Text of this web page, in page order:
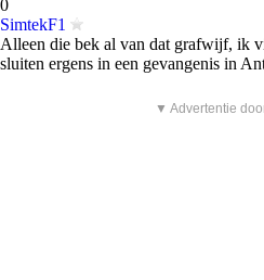
0
SimtekF1
Alleen die bek al van dat grafwijf, ik
sluiten ergens in een gevangenis in
▼ Advertentie